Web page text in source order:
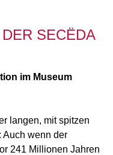
SECËDA
im Museum
langen, mit spitzen
Auch wenn der
241 Millionen Jahren